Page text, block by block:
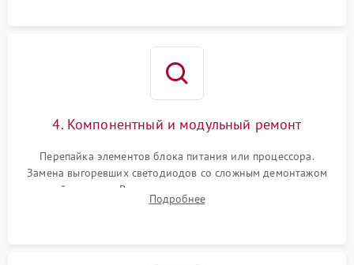
4. Компонентный и модульный ремонт
Перепайка элементов блока питания или процессора.
Замена выгоревших светодиодов со сложным демонтажом
хрупкой матрицы. Восстановление поврежденных дорожек,
прошивка микросхем памяти EEPROM
Подробнее